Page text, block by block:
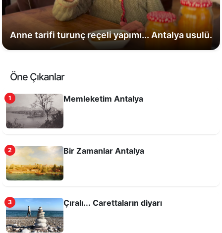
Anne tarifi turunç reçeli yapımı... Antalya usulü.
Öne Çıkanlar
1 Memleketim Antalya
2 Bir Zamanlar Antalya
3 Çıralı... Carettaların diyarı